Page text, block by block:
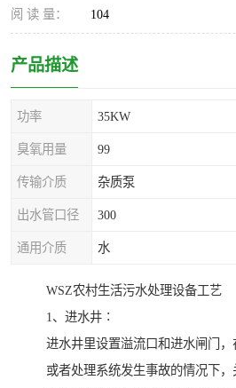
阅 读 量： 104
产品描述
功率 35KW
臭氧用量 99
传输介质 杂质泵
出水管口径 300
通用介质 水
WSZ农村生活污水处理设备工艺
1、进水井∶
进水井里设置溢流口和进水闸门
或者处理系统发生事故的情况下